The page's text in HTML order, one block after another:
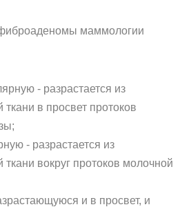
маммологии
- разрастается из
ткани в просвет протоков
- разрастается из
ткани вокруг протоков молочной
и в просвет, и